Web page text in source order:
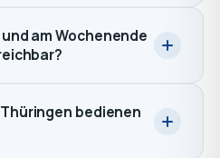
am Wochenende
bedienen